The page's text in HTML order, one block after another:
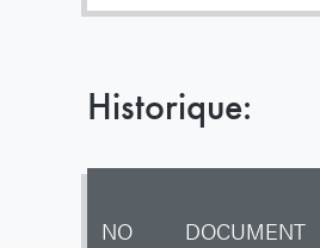
Historique:
NO DOCUMENT